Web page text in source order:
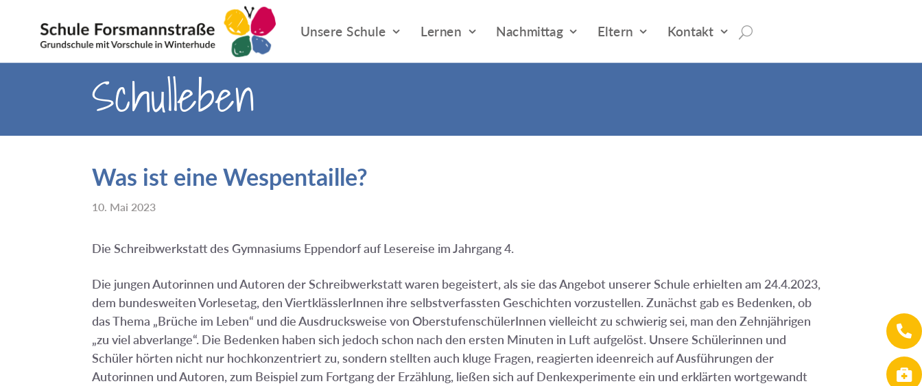
Unsere Schule Lernen Nachmittag Eltern Kontakt


Schulleben
Was ist eine Wespentaille?
10. Mai 2023
Die Schreibwerkstatt des Gymnasiums Eppendorf auf Lesereise im Jahrgang 4.
Die jungen Autorinnen und Autoren der Schreibwerkstatt waren begeistert, als sie das Angebot unserer Schule erhielten am 24.4.2023,
dem bundesweiten Vorlesetag, den ViertklässlerInnen ihre selbstverfassten Geschichten vorzustellen. Zunächst gab es Bedenken, ob
das Thema „Brüche im Leben“ und die Ausdrucksweise von OberstufenschülerInnen vielleicht zu schwierig sei, man den Zehnjährigen
„zu viel abverlange“. Die Bedenken haben sich jedoch schon nach den ersten Minuten in Luft aufgelöst. Unsere Schülerinnen und
Schüler hörten nicht nur hochkonzentriert zu, sondern stellten auch kluge Fragen, reagierten ideenreich auf Ausführungen der
Autorinnen und Autoren, zum Beispiel zum Fortgang der Erzählung, ließen sich auf Denkexperimente ein und erklärten wortgewandt